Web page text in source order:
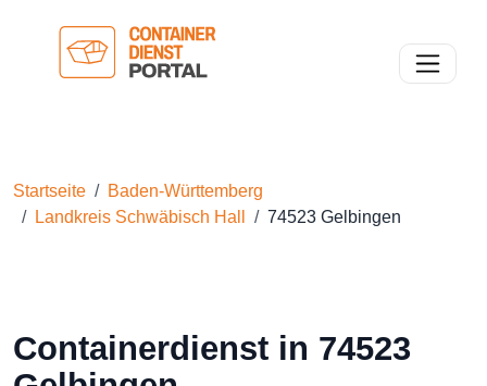
Toggle
Startseite
Baden-Württemberg
Landkreis Schwäbisch Hall
74523 Gelbingen
Containerdienst in 74523